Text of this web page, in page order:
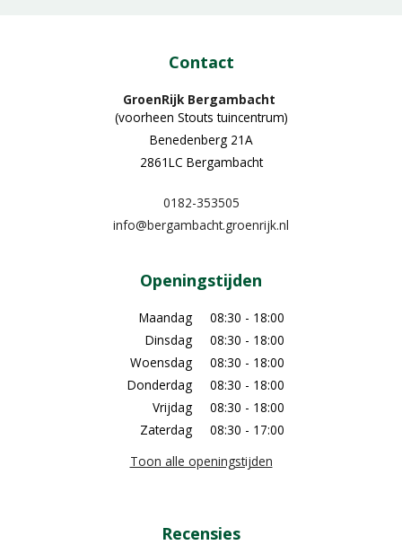
Contact
GroenRijk Bergambacht
(voorheen Stouts tuincentrum)
Benedenberg 21A
2861LC Bergambacht
0182-353505
info@bergambacht.groenrijk.nl
Openingstijden
Maandag
08:30 - 18:00
Dinsdag
08:30 - 18:00
Woensdag
08:30 - 18:00
Donderdag
08:30 - 18:00
Vrijdag
08:30 - 18:00
Zaterdag
08:30 - 17:00
Toon alle openingstijden
Recensies